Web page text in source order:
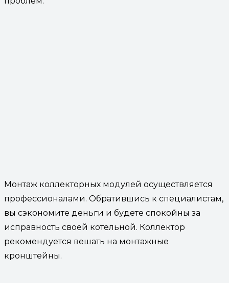
Монтаж коллекторных модулей осуществляется
профессионалами. Обратившись к специалистам,
вы сэкономите деньги и будете спокойны за
исправность своей котельной. Коллектор
рекомендуется вешать на монтажные
кронштейны.